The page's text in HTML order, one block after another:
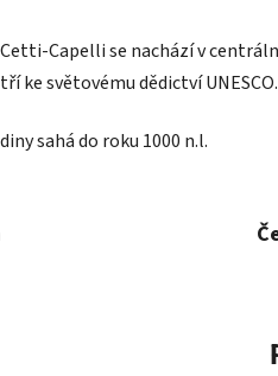
Capelli se nachází v
ke světovému dědictví UNESCO.
sahá do roku 1000 n.l.